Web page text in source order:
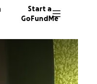
Start a
GoFundMe